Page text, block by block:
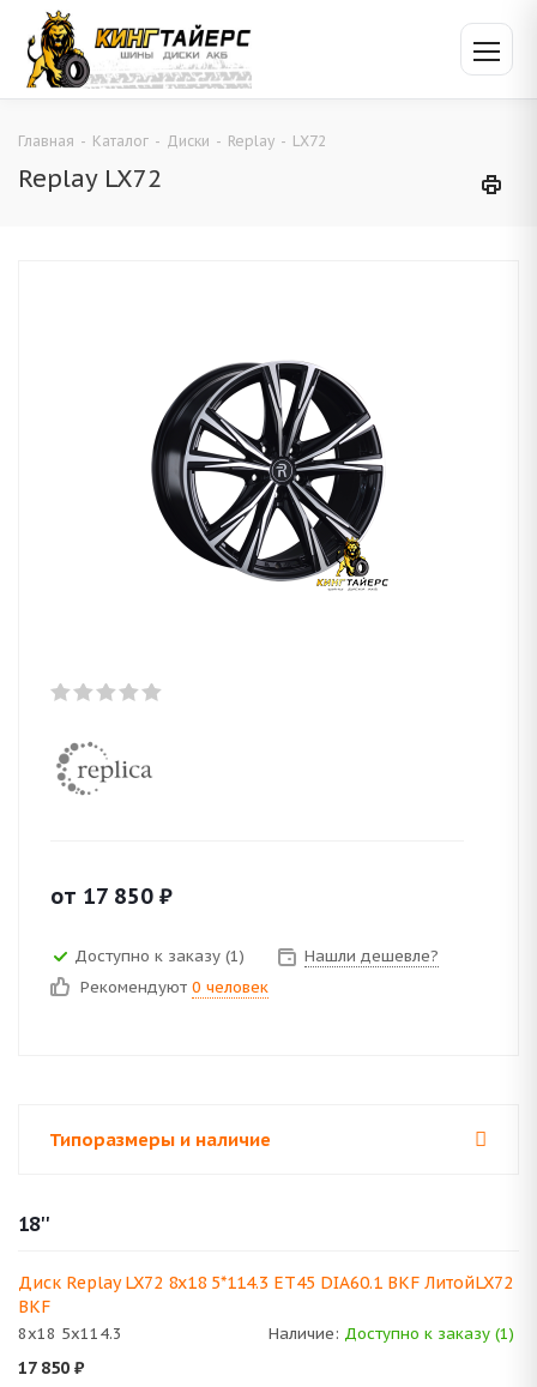
Главная - Каталог - Диски - Replay - LX72
Replay LX72
от 17 850 ₽
Доступно к заказу (1)
Нашли дешевле?
Рекомендуют 0 человек
Типоразмеры и наличие
18''
Диск Replay LX72 8x18 5*114.3 ET45 DIA60.1 BKF ЛитойLX72
BKF
8x18 5x114.3 Наличие: Доступно к заказу (1)
17 850 ₽